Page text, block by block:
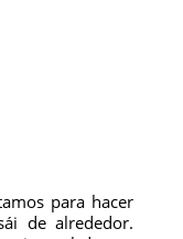
para hacer
de alrededor.